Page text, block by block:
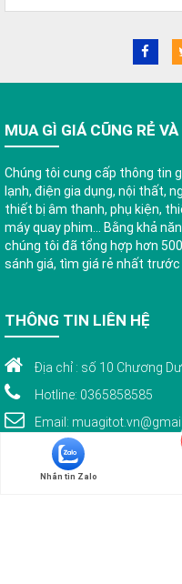
MUA GÌ GIÁ CŨNG RẺ
Chúng tôi cung cấp thông tin
lạnh, điện gia dụng, nội thất,
thiết bị âm thanh, phụ kiện,
máy quay phim... Bằng khả
chúng tôi đã tổng hợp hơn
sánh giá, tìm giá rẻ nhất trước
THÔNG TIN LIÊN HỆ
Địa chỉ : số 10 Chương
Hotline: 0365858585
Email:
Nhắn tin Zalo